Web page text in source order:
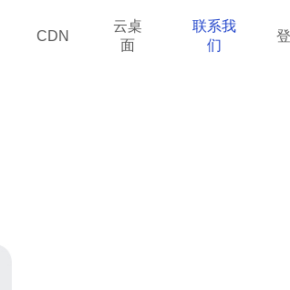
CDN
云桌
面
联系我
们